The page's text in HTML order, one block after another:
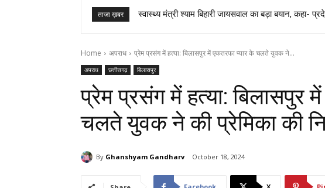
ताजा ख़बर स्वास्थ्य मंत्री श्याम बिहारी जायसवाल का बड़ा बयान, कहा-
Home अपराध प्रेम प्रसंग में हत्या: बिलासपुर में एकतरफा प्यार के चलते युवक ने...
अपराध छत्तीसगढ़ बिलासपुर
प्रेम प्रसंग में हत्या: बिलासपुर
चलते युवक ने की प्रेमिका की
By Ghanshyam Gandharv October 18, 2024